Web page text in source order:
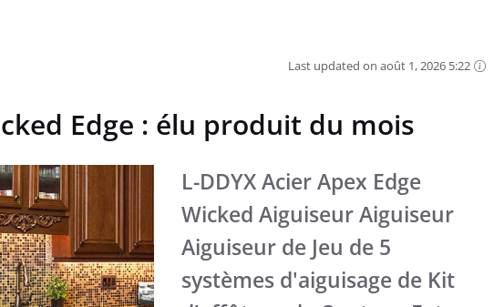
Last updated on août 1, 2026 5:22
Edge : élu produit du mois
L-DDYX Acier Apex Edge
Wicked Aiguiseur Aiguiseur
Aiguiseur de Jeu de 5
systèmes d'aiguisage de Kit